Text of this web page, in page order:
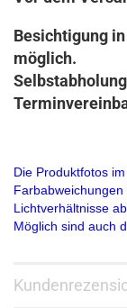
Besichtigung
möglich.
Die Produktfotos
Lichtverhältnisse
Möglich sind auch